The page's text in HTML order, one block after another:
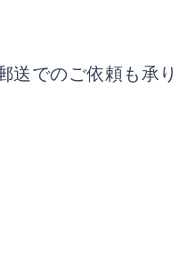
送でのご依頼も承り